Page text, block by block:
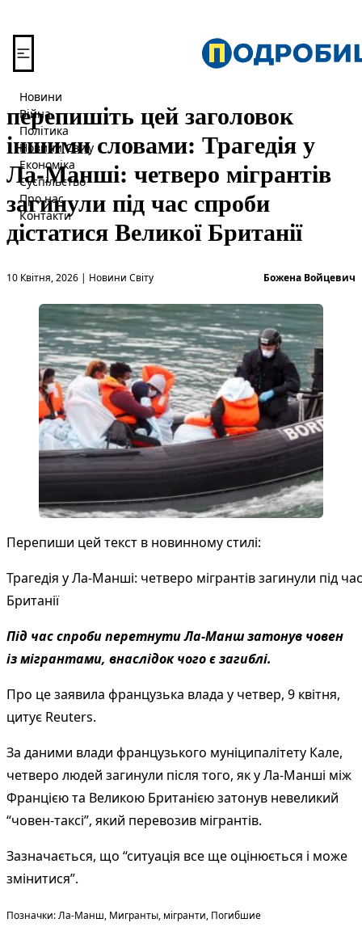
Новини
Війна
Політика
Новини Світу
Економіка
Суспільство
Про нас
Контакти
перепишіть цей заголовок
іншими словами: Трагедія у
Ла-Манші: четверо мігрантів
загинули під час спроби
дістатися Великої Британії
10 Квітня, 2026 |
Опубліковано вНовини Світу Божена Войцевич
Перепиши цей текст в новинному стилі:
Трагедія у Ла-Манші: четверо мігрантів загинули під
Британії
Під час спроби перетнути Ла-Манш затонув човен
із мігрантами, внаслідок чого є загиблі.
Про це заявила французька влада у четвер, 9 квітня,
цитує Reuters.
За даними влади французького муніципалітету Кале,
четверо людей загинули після того, як у Ла-Манші між
Францією та Великою Британією затонув невеликий
“човен-таксі”, який перевозив мігрантів.
Зазначається, що “ситуація все ще оцінюється і може
змінитися”.
Теги:
Позначки:Ла-Манш, Мигранты, мігранти, Погибшие